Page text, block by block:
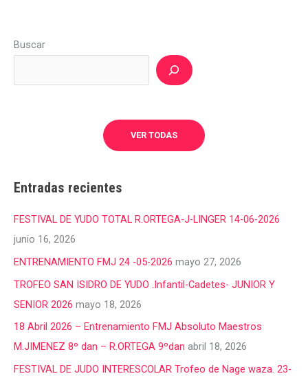
Buscar
VER TODAS
Entradas recientes
FESTIVAL DE YUDO TOTAL R.ORTEGA-J-LINGER 14-06-2026
junio 16, 2026
ENTRENAMIENTO FMJ 24 -05-2026 mayo 27, 2026
TROFEO SAN ISIDRO DE YUDO .Infantil-Cadetes- JUNIOR Y
SENIOR 2026 mayo 18, 2026
18 Abril 2026 – Entrenamiento FMJ Absoluto Maestros
M.JIMENEZ 8º dan – R.ORTEGA 9ºdan abril 18, 2026
FESTIVAL DE JUDO INTERESCOLAR Trofeo de Nage waza. 23-